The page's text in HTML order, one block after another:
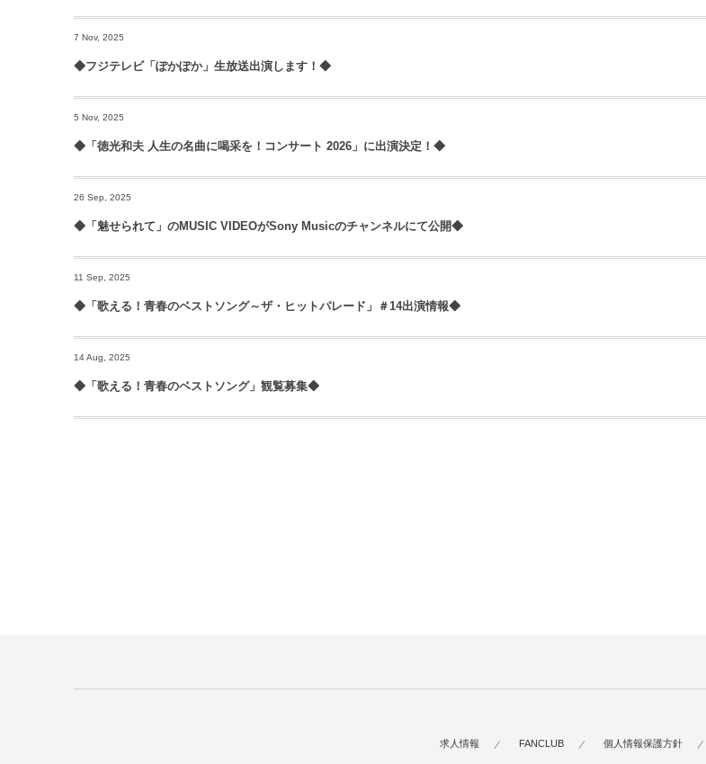
7 Nov, 2025
◆フジテレビ「ぽかぽか」生放送出演します！◆
5 Nov, 2025
◆「徳光和夫 人生の名曲に喝采を！コンサート 2026」に出演決定！◆
26 Sep, 2025
◆「魅せられて」のMUSIC VIDEOがSony Musicのチャンネルにて公開◆
11 Sep, 2025
◆「歌える！青春のベストソング～ザ・ヒットパレード」＃14出演情報◆
14 Aug, 2025
◆「歌える！青春のベストソング」観覧募集◆
求人情報 FANCLUB 個人情報保護方針